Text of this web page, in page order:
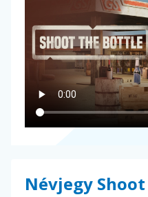
Névjegy